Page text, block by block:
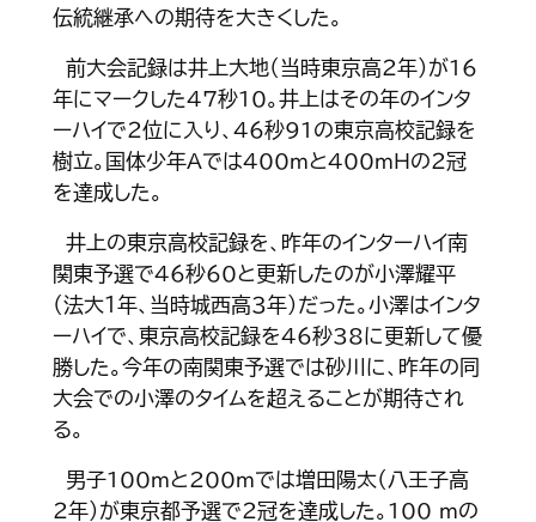
伝統継承への期待を大きくした。
前大会記録は井上大地（当時東京高２年）が16
年にマークした47秒10。井上はその年のインタ
ーハイで２位に入り、46秒91の東京高校記録を
樹立。国体少年Ａでは400ｍと400ｍＨの２冠
を達成した。
井上の東京高校記録を、昨年のインターハイ南
関東予選で46秒60と更新したのが小澤耀平
（法大１年、当時城西高３年）だった。小澤はインタ
ーハイで、東京高校記録を46秒38に更新して優
勝した。今年の南関東予選では砂川に、昨年の同
大会での小澤のタイムを超えることが期待され
る。
男子100ｍと200ｍでは増田陽太（八王子高
２年）が東京都予選で２冠を達成した。100 ｍの